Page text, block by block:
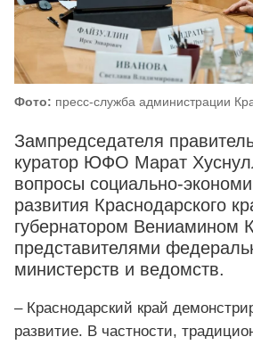
Фото: пресс-служба администрации
Зампредседателя
куратор ЮФО Марат
вопросы социально-
развития Краснодарского
губернатором Вениамином
представителями
министерств и ведомств.
– Краснодарский край
развитие. В частности,